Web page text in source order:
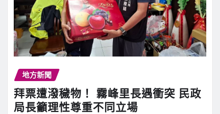
地方新聞
拜票遭潑穢物！ 霧峰里長遇衝突 民政
局長籲理性尊重不同立場